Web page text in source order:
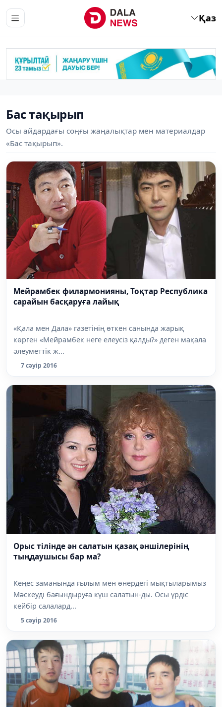
Қаз
Бас тақырып
Осы айдардағы соңғы жаңалықтар мен материалдар
«Бас тақырып».
Мейрамбек филармонияны, Тоқтар Республика
сарайын басқаруға лайық
«Қала мен Дала» газетінің өткен санында жарық
көрген «Мейрамбек неге елеусіз қалды?» деген мақала
әлеуметтік ж...
7 сәуір 2016
Орыс тілінде ән салатын қазақ әншілерінің
тыңдаушысы бар ма?
Кеңес заманында ғылым мен өнердегі мықтыларымыз
Мәскеуді бағындыруға күш салатын-ды. Осы үрдіс
кейбір салалард...
5 сәуір 2016